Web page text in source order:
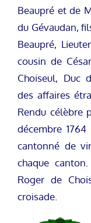
Beaupré et de
du Gévaudan,
Beaupré,
cousin de
Choiseul, Duc
des affaires
Rendu célèbre
décembre
cantonné de
chaque
Roger de
croisade.